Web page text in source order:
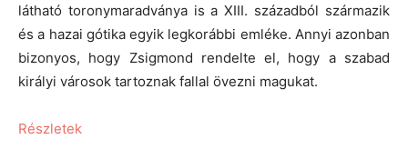
látható toronymaradványa is a XIII. századból származik
és a hazai gótika egyik legkorábbi emléke. Annyi azonban
bizonyos, hogy Zsigmond rendelte el, hogy a szabad
királyi városok tartoznak fallal övezni magukat.
Részletek